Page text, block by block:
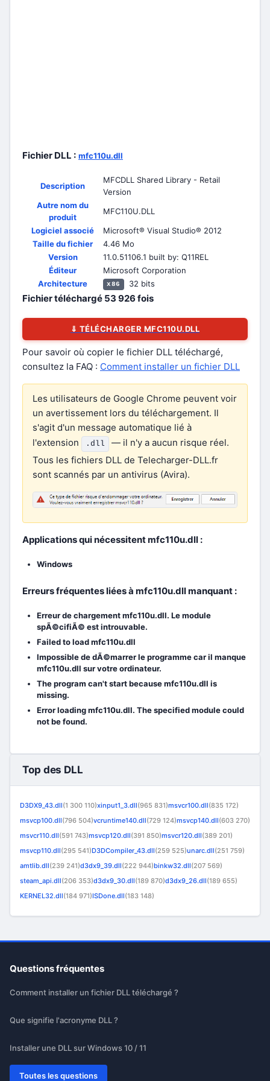
Fichier DLL : mfc110u.dll
Description
MFCDLL Shared Library - Retail
Version
Autre nom du
produit
MFC110U.DLL
Logiciel associé
Microsoft® Visual Studio® 2012
Taille du fichier
4.46 Mo
Version
11.0.51106.1 built by: Q11REL
Éditeur
Microsoft Corporation
Architecture
x86 32 bits
Fichier téléchargé 53 926 fois
⇓ TÉLÉCHARGER MFC110U.DLL
Pour savoir où copier le fichier DLL téléchargé,
consultez la FAQ : Comment installer un fichier DLL
Les utilisateurs de Google Chrome peuvent voir
un avertissement lors du téléchargement. Il
s'agit d'un message automatique lié à
l'extension
.dll
— il n'y a aucun risque réel.
Tous les fichiers DLL de Telecharger-DLL.fr
sont scannés par un antivirus (Avira).
Applications qui nécessitent mfc110u.dll :
Windows
Erreurs fréquentes liées à mfc110u.dll manquant :
Erreur de chargement mfc110u.dll. Le module
spÃ©cifiÃ© est introuvable.
Failed to load mfc110u.dll
Impossible de dÃ©marrer le programme car il manque
mfc110u.dll sur votre ordinateur.
The program can't start because mfc110u.dll is
missing.
Error loading mfc110u.dll. The specified module could
not be found.
Top des DLL
D3DX9_43.dll(1 300 110)xinput1_3.dll(965 831)msvcr100.dll(835 172)
msvcp100.dll(796 504)vcruntime140.dll(729 124)msvcp140.dll(603 270)
msvcr110.dll(591 743)msvcp120.dll(391 850)msvcr120.dll(389 201)
msvcp110.dll(295 541)D3DCompiler_43.dll(259 525)unarc.dll(251 759)
amtlib.dll(239 241)d3dx9_39.dll(222 944)binkw32.dll(207 569)
steam_api.dll(206 353)d3dx9_30.dll(189 870)d3dx9_26.dll(189 655)
KERNEL32.dll(184 971)ISDone.dll(183 148)
Questions fréquentes
Comment installer un fichier DLL téléchargé ?
Que signifie l'acronyme DLL ?
Installer une DLL sur Windows 10 / 11
Toutes les questions